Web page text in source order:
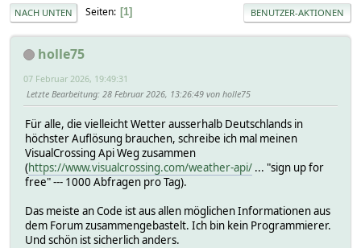
NACH UNTEN Seiten 1 BENUTZER-AKTIONEN
holle75
07 Februar 2026, 19:49:31
Letzte Bearbeitung: 28 Februar 2026, 13:26:49 von holle75
Für alle, die vielleicht Wetter ausserhalb Deutschlands in
höchster Auflösung brauchen, schreibe ich mal meinen
VisualCrossing Api Weg zusammen
(https://www.visualcrossing.com/weather-api/ ... "sign up for
free" --- 1000 Abfragen pro Tag).
Das meiste an Code ist aus allen möglichen Informationen aus
dem Forum zusammengebastelt. Ich bin kein Programmierer.
Und schön ist sicherlich anders.